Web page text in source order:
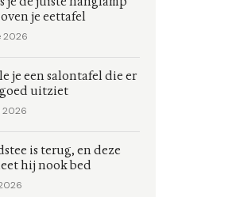
je eettafel
2026
je een salontafel die er
uitziet
2026
is terug, en deze
hij nook bed